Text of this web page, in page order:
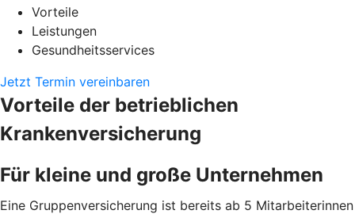
Vorteile
Leistungen
Gesundheitsservices
Jetzt Termin vereinbaren
Vorteile der betrieblichen
Krankenversicherung
Für kleine und große Unternehmen
Eine Gruppenversicherung ist bereits ab 5 Mitarbeiterinnen